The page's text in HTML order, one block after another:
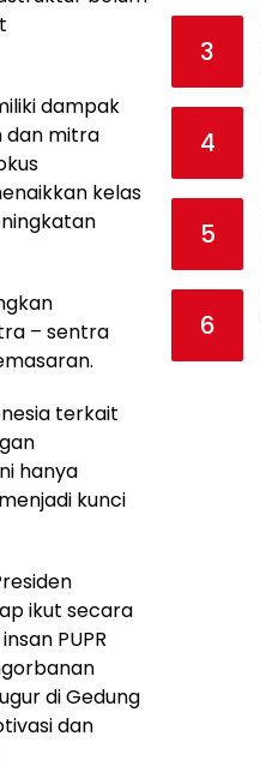
dampak
dan mitra
kelas
– sentra
terkait
hanya
kunci
ikut secara
PUPR
di Gedung
dan
3
4
5
6